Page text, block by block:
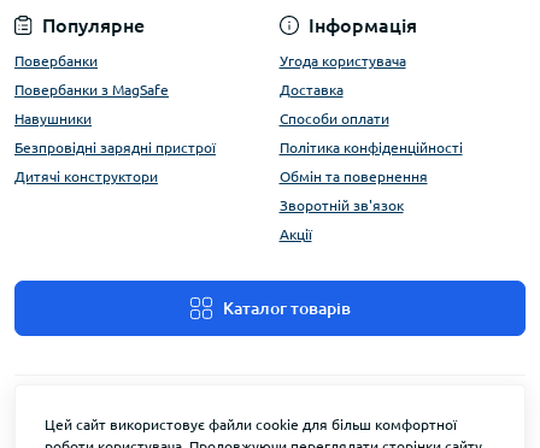
Популярне
Повербанки
Повербанки з MagSafe
Навушники
Безпровідні зарядні пристрої
Дитячі конструктори
Інформація
Угода користувача
Доставка
Способи оплати
Політика конфіденційності
Обмін та повернення
Зворотній зв'язок
Акції
Каталог товарів
Цей сайт використовує файли cookie для більш комфортної